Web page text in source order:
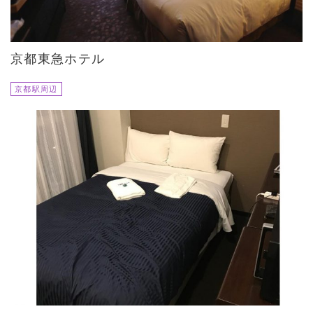
京都東急ホテル
京都駅周辺